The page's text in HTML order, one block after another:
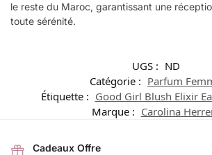
le reste du Maroc, garantissant une
toute sérénité.
UGS : ND
Catégorie : Parfum
Étiquette : Good Girl Blush Elixir
Marque : Carolina
Cadeaux Offre